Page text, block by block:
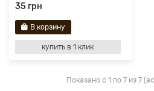
35 грн
В корзину
купить в 1 клик
Показано с 1 по 7 из 7